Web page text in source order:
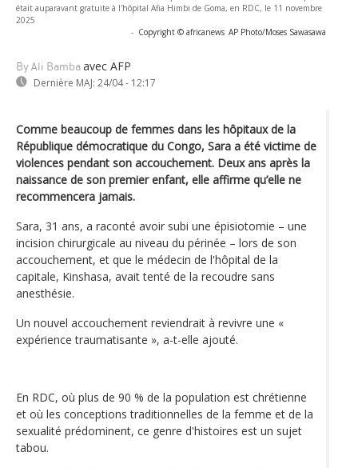
était auparavant gratuite à l'hôpital Afia Himbi de Goma, en RDC, le 11 novembre
2025
- Copyright © africanews AP Photo/Moses Sawasawa
By Ali Bamba avec AFP
Dernière MAJ: 24/04 - 12:17
Comme beaucoup de femmes dans les hôpitaux de la
République démocratique du Congo, Sara a été victime de
violences pendant son accouchement. Deux ans après la
naissance de son premier enfant, elle affirme qu’elle ne
recommencera jamais.
Sara, 31 ans, a raconté avoir subi une épisiotomie – une
incision chirurgicale au niveau du périnée – lors de son
accouchement, et que le médecin de l'hôpital de la
capitale, Kinshasa, avait tenté de la recoudre sans
anesthésie.
Un nouvel accouchement reviendrait à revivre une «
expérience traumatisante », a-t-elle ajouté.
En RDC, où plus de 90 % de la population est chrétienne
et où les conceptions traditionnelles de la femme et de la
sexualité prédominent, ce genre d'histoires est un sujet
tabou.